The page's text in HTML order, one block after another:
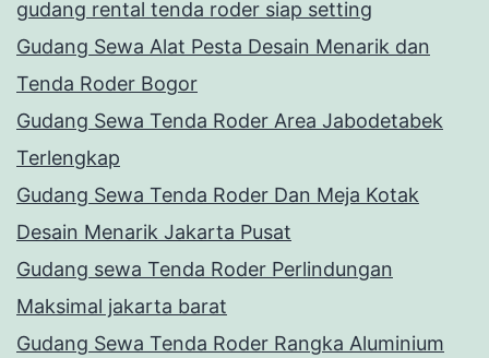
gudang rental tenda roder siap setting
Gudang Sewa Alat Pesta Desain Menarik dan
Tenda Roder Bogor
Gudang Sewa Tenda Roder Area Jabodetabek
Terlengkap
Gudang Sewa Tenda Roder Dan Meja Kotak
Desain Menarik Jakarta Pusat
Gudang sewa Tenda Roder Perlindungan
Maksimal jakarta barat
Gudang Sewa Tenda Roder Rangka Aluminium